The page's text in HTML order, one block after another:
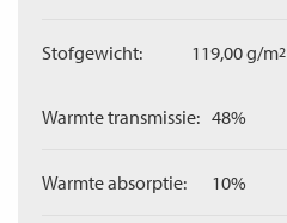
Stofgewicht: 119,00 g/m2
Warmte transmissie: 48%
Warmte absorptie: 10%